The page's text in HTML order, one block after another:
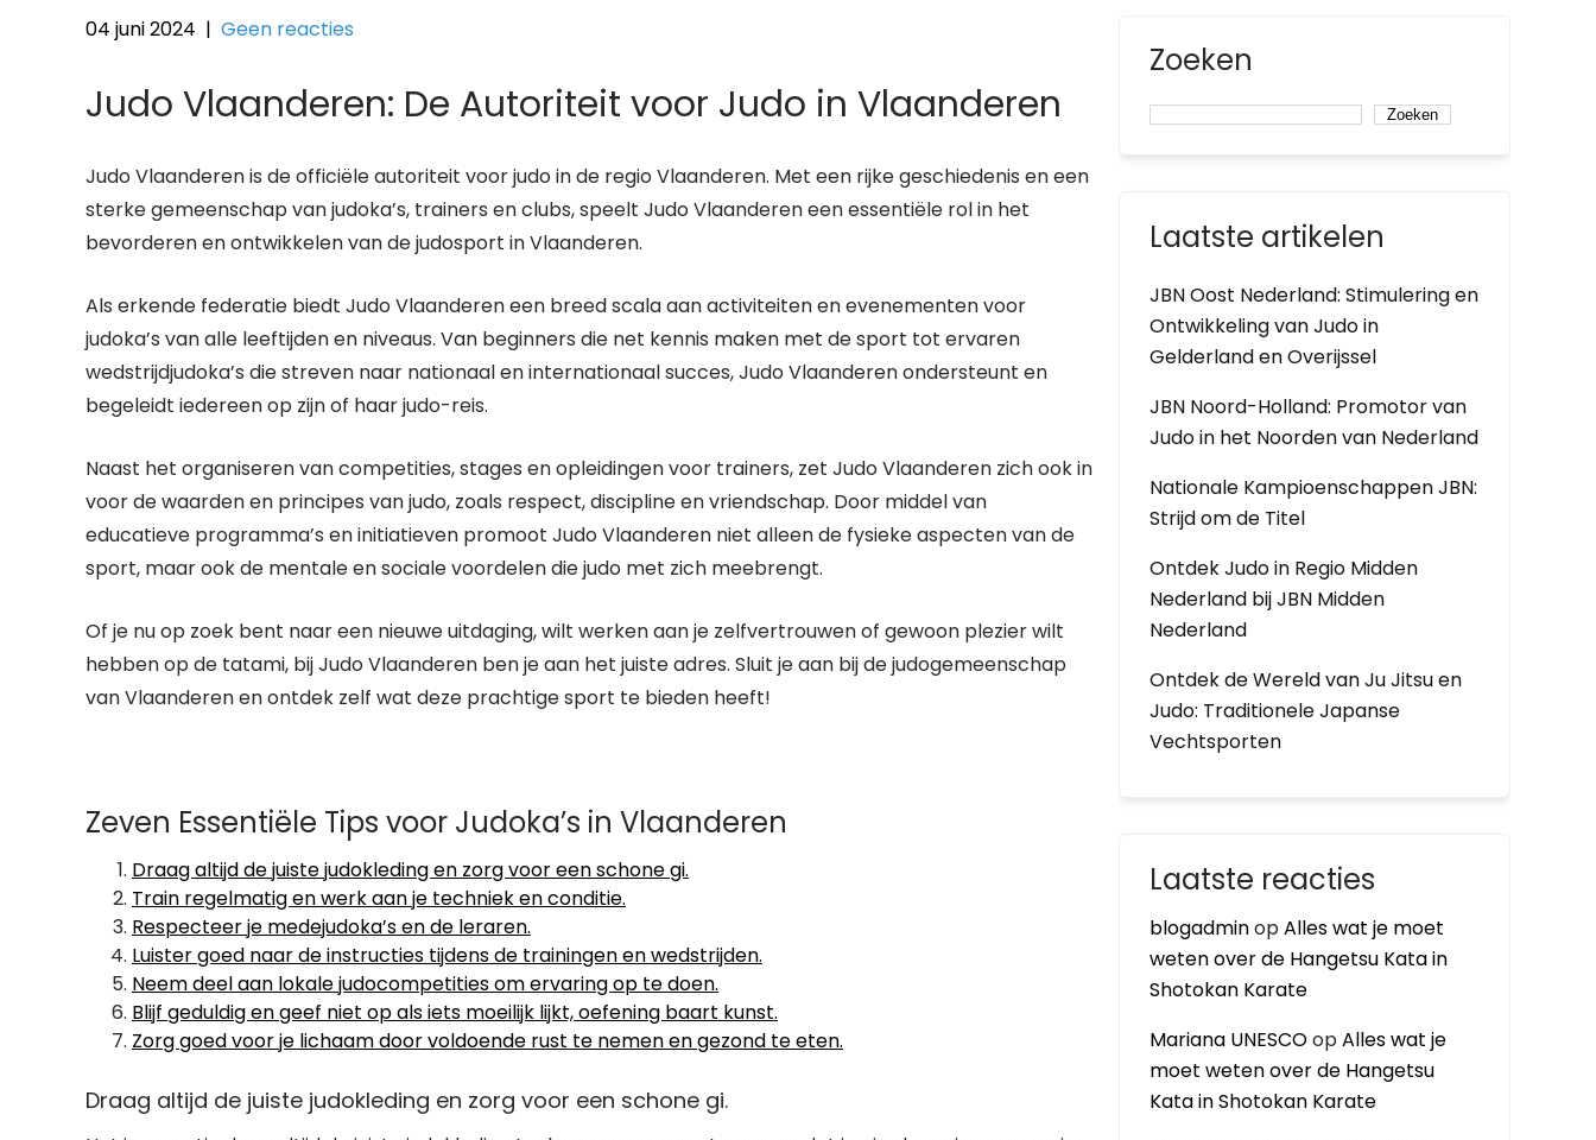
04 juni 2024 | Geen reacties
Judo Vlaanderen: De Autoriteit voor Judo in Vlaanderen
Judo Vlaanderen is de officiële autoriteit voor judo in de regio Vlaanderen. Met een rijke geschiedenis en een
sterke gemeenschap van judoka’s, trainers en clubs, speelt Judo Vlaanderen een essentiële rol in het
bevorderen en ontwikkelen van de judosport in Vlaanderen.
Als erkende federatie biedt Judo Vlaanderen een breed scala aan activiteiten en evenementen voor
judoka’s van alle leeftijden en niveaus. Van beginners die net kennis maken met de sport tot ervaren
wedstrijdjudoka’s die streven naar nationaal en internationaal succes, Judo Vlaanderen ondersteunt en
begeleidt iedereen op zijn of haar judo-reis.
Naast het organiseren van competities, stages en opleidingen voor trainers, zet Judo Vlaanderen zich ook in
voor de waarden en principes van judo, zoals respect, discipline en vriendschap. Door middel van
educatieve programma’s en initiatieven promoot Judo Vlaanderen niet alleen de fysieke aspecten van de
sport, maar ook de mentale en sociale voordelen die judo met zich meebrengt.
Of je nu op zoek bent naar een nieuwe uitdaging, wilt werken aan je zelfvertrouwen of gewoon plezier wilt
hebben op de tatami, bij Judo Vlaanderen ben je aan het juiste adres. Sluit je aan bij de judogemeenschap
van Vlaanderen en ontdek zelf wat deze prachtige sport te bieden heeft!
Zeven Essentiële Tips voor Judoka’s in Vlaanderen
Draag altijd de juiste judokleding en zorg voor een schone gi.
Train regelmatig en werk aan je techniek en conditie.
Respecteer je medejudoka’s en de leraren.
Luister goed naar de instructies tijdens de trainingen en wedstrijden.
Neem deel aan lokale judocompetities om ervaring op te doen.
Blijf geduldig en geef niet op als iets moeilijk lijkt, oefening baart kunst.
Zorg goed voor je lichaam door voldoende rust te nemen en gezond te eten.
Draag altijd de juiste judokleding en zorg voor een schone gi.
Zoeken
Zoeken
Laatste artikelen
JBN Oost Nederland: Stimulering en
Ontwikkeling van Judo in
Gelderland en Overijssel
JBN Noord-Holland: Promotor van
Judo in het Noorden van Nederland
Nationale Kampioenschappen JBN:
Strijd om de Titel
Ontdek Judo in Regio Midden
Nederland bij JBN Midden
Nederland
Ontdek de Wereld van Ju Jitsu en
Judo: Traditionele Japanse
Vechtsporten
Laatste reacties
blogadminopAlles wat je moet
weten over de Hangetsu Kata in
Shotokan Karate
Mariana UNESCOopAlles wat je
moet weten over de Hangetsu
Kata in Shotokan Karate